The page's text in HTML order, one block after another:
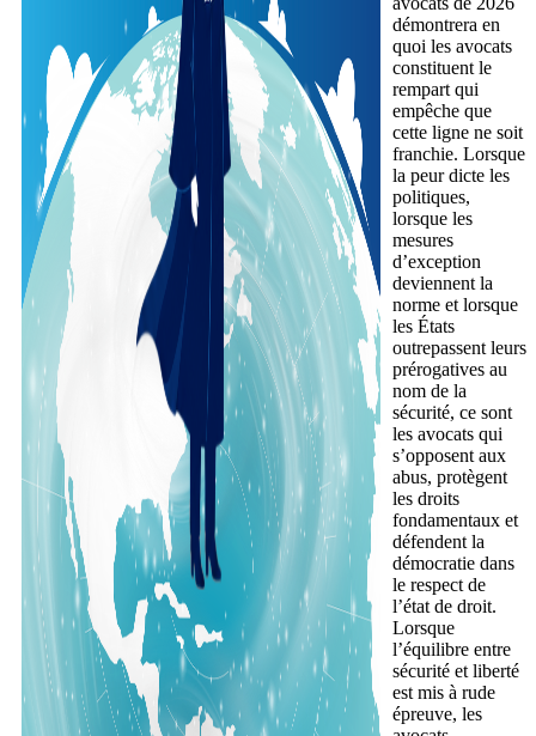
démontrera en
quoi les avocats
constituent le
rempart qui
empêche que
cette ligne ne soit
franchie. Lorsque
la peur dicte les
politiques,
lorsque les
mesures
d’exception
deviennent la
norme et lorsque
les États
outrepassent leurs
prérogatives au
nom de la
sécurité, ce sont
les avocats qui
s’opposent aux
abus, protègent
les droits
fondamentaux et
défendent la
démocratie dans
le respect de
l’état de droit.
Lorsque
l’équilibre entre
sécurité et liberté
est mis à rude
épreuve, les